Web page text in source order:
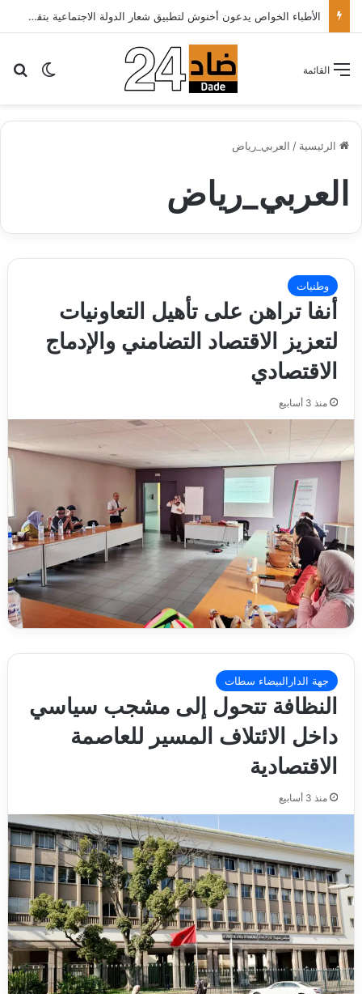
تهنئة
الوضع القائمة
الرئيسية / العربي_رياض
العربي_رياض
وطنيات
أنفا تراهن على تأهيل التعاونيات
لتعزيز الاقتصاد التضامني والإدماج
الاقتصادي
منذ 3 أسابيع
جهة الدارالبيضاء سطات
النظافة تتحول إلى مشجب سياسي
داخل الائتلاف المسير للعاصمة
الاقتصادية
منذ 3 أسابيع